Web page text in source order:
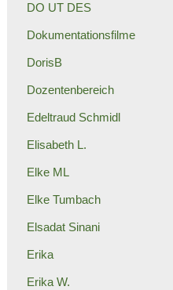
DO UT DES
Dokumentationsfilme
DorisB
Dozentenbereich
Edeltraud Schmidl
Elisabeth L.
Elke ML
Elke Tumbach
Elsadat Sinani
Erika
Erika W.